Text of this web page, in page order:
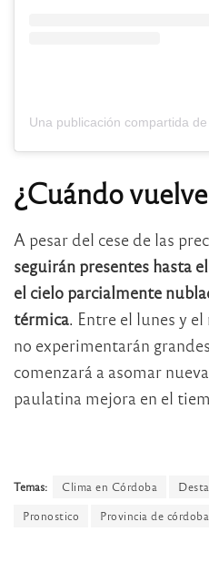
¿Cuándo
A pesar del cese de las
seguirán presentes hasta
el cielo parcialmente
térmica . Entre el lunes y
no experimentarán
comenzará a asomar
paulatina mejora en el
Temas: Clima en Córdoba
Pronostico
Provincia de córdoba